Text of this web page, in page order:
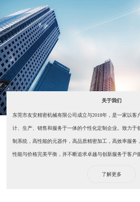
关于我们
东莞市友安精密机械有限公司成立与2018年，是一家以客
计、生产、销售和服务于一体的个性化定制企业。致力于
制系统，高性能的元器件，高品质精密加工，高效率服务
性能与价格完美平衡，并不断追求卓越与创新服务于客户
了解更多